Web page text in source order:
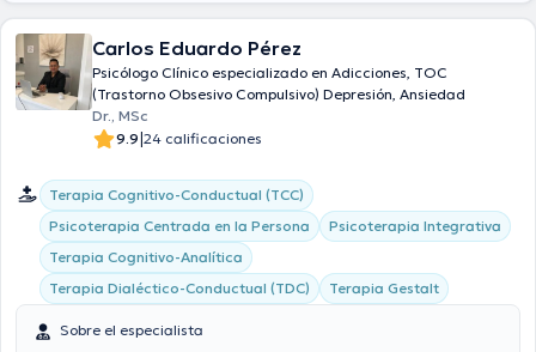
Carlos Eduardo Pérez
Psicólogo Clínico especializado en Adicciones, TOC
(Trastorno Obsesivo Compulsivo) Depresión, Ansiedad
Dr., MSc
9.9|24 calificaciones
Terapia Cognitivo-Conductual (TCC)
Psicoterapia Centrada en la Persona
Psicoterapia Integrativa
Terapia Cognitivo-Analítica
Terapia Dialéctico-Conductual (TDC)
Terapia Gestalt
Sobre el especialista